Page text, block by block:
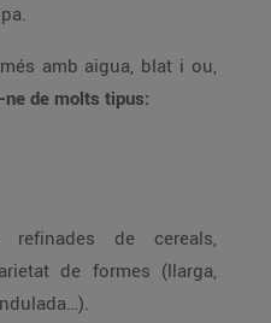
amb aigua, blat i ou,
ne de molts tipus:
refinades de cereals,
de formes (llarga,